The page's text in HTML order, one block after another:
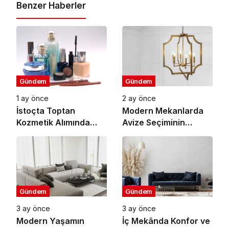
Benzer Haberler
Gündem
1 ay önce
İstoçta Toptan
Kozmetik Alımında
Doğru Adres
Gündem
2 ay önce
Modern Mekanlarda
Avize Seçiminin
Önemi
Gündem
3 ay önce
Modern Yaşamın
Gündem
3 ay önce
İç Mekânda Konfor ve